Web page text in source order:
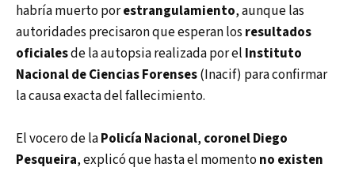
habría muerto porestrangulamiento, aunque las
autoridades precisaron que esperan los resultados
oficialesde la autopsia realizada por el Instituto
Nacional de Ciencias Forenses(Inacif) para confirmar
la causa exacta del fallecimiento.
El vocero de laPolicía Nacional, coronel Diego
Pesqueira, explicó que hasta el momentono existen